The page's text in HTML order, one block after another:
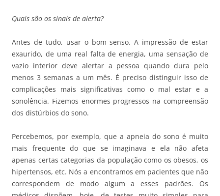
Quais são os sinais de alerta?
Antes de tudo, usar o bom senso. A impressão de estar
exaurido, de uma real falta de energia, uma sensação de
vazio interior deve alertar a pessoa quando dura pelo
menos 3 semanas a um mês. É preciso distinguir isso de
complicações mais significativas como o mal estar e a
sonolência. Fizemos enormes progressos na compreensão
dos distúrbios do sono.
Percebemos, por exemplo, que a apneia do sono é muito
mais frequente do que se imaginava e ela não afeta
apenas certas categorias da população como os obesos, os
hipertensos, etc. Nós a encontramos em pacientes que não
correspondem de modo algum a esses padrões. Os